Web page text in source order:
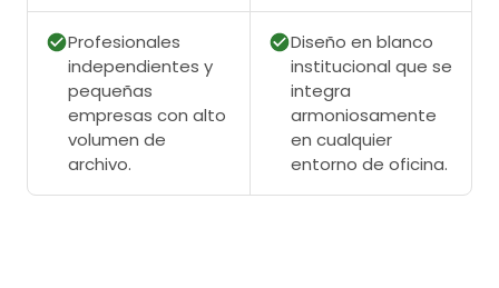
Profesionales
independientes y
pequeñas
empresas con alto
volumen de
archivo.
Diseño en blanco
institucional que se
integra
armoniosamente
en cualquier
entorno de oficina.